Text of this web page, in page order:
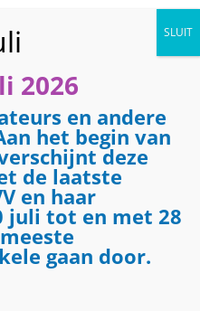
2026
en andere
het begin van
deze
de laatste
en haar
juli tot en met 28
gaan door.